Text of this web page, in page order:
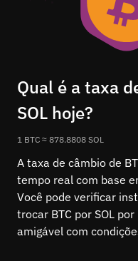
Qual é a taxa
SOL hoje?
1 BTC ≈ 878.8808 SOL
A taxa de câmbio de
tempo real com base
Você pode verificar
trocar BTC por SOL
amigável com